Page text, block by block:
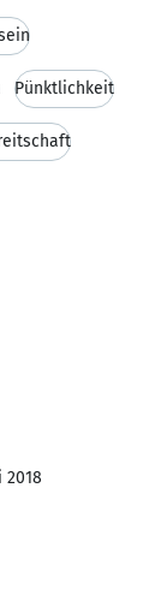
Pünktlichkeit
2018